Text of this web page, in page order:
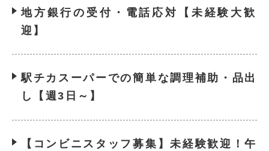
地方銀行の受付・電話応対【未経験大歓
迎】
駅チカスーパーでの簡単な調理補助・品出
し【週3日～】
【コンビニスタッフ募集】未経験歓迎！午